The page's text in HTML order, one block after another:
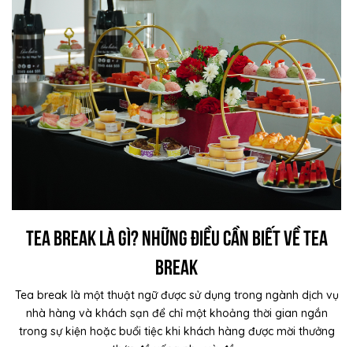
Tea Break là gì? Những điều cần biết về Tea
break
Tea break là một thuật ngữ được sử dụng trong ngành dịch vụ
nhà hàng và khách sạn để chỉ một khoảng thời gian ngắn
trong sự kiện hoặc buổi tiệc khi khách hàng được mời thưởng